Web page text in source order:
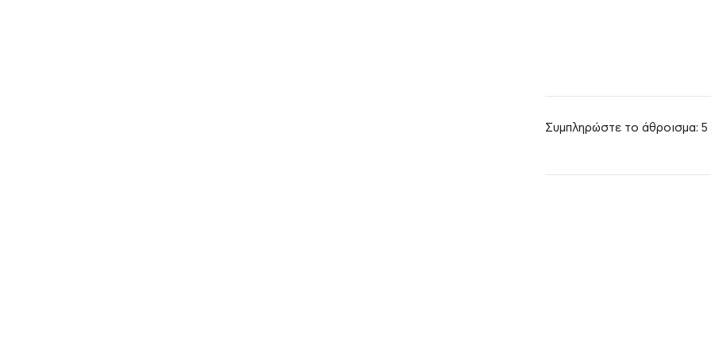
Συμπληρώστε το άθροισμα: 5